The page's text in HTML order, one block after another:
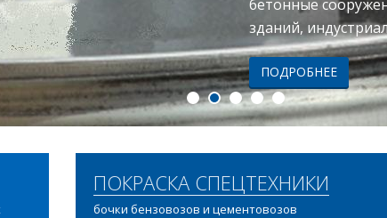
бетонные
зданий,
ПОДРОБНЕЕ
ПОКРАСКА СПЕЦТЕХНИКИ
бочки бензовозов и цементовозов